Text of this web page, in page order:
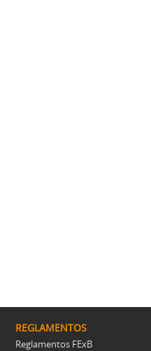
REGLAMENTOS
Reglamentos FExB